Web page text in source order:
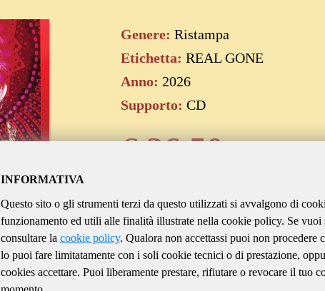
Genere: Ristampa
Etichetta: REAL GONE
Anno: 2026
Supporto: CD
€36.50
Aggiungi al carrello
INFORMATIVA
Questo sito o gli strumenti terzi da questo utilizzati si avvalgono di
funzionamento ed utili alle finalità illustrate nella cookie policy. Se vuoi
consultare la cookie policy. Qualora non accettassi puoi non procedere
lo puoi fare limitatamente con i soli cookie tecnici o di prestazione,
cookies accettare. Puoi liberamente prestare, rifiutare o revocare il tuo